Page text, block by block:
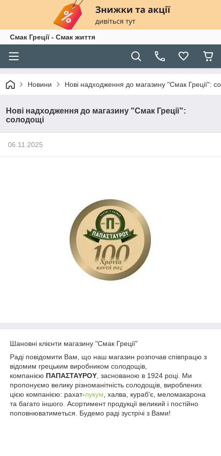
Смак Греції - Смак життя
Новини Нові надходження до магазину "Смак Греції":
Нові надходження до магазину "Смак Греції":
солодощі
06.11.2025
Шановні клієнти магазину "Смак Греції"
Раді повідомити Вам, що наш магазин розпочав співпрацю з
відомим грецьким виробником солодощів,
компанією ΠΑΠΑΣΤΑΥΡΟΥ , заснованою в 1924 році. Ми
пропонуємо велику різноманітність солодощів, вироблених
цією компанією: рахат-лукум , халва, кураб'є, меломакарона
та багато іншого. Асортимент продукції великий і постійно
поповнюватиметься. Будемо раді зустрічі з Вами!